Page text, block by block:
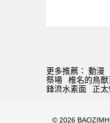
更多推薦： 動漫
祭場
椎名的鳥
鋒流水素面
正太
© 2026